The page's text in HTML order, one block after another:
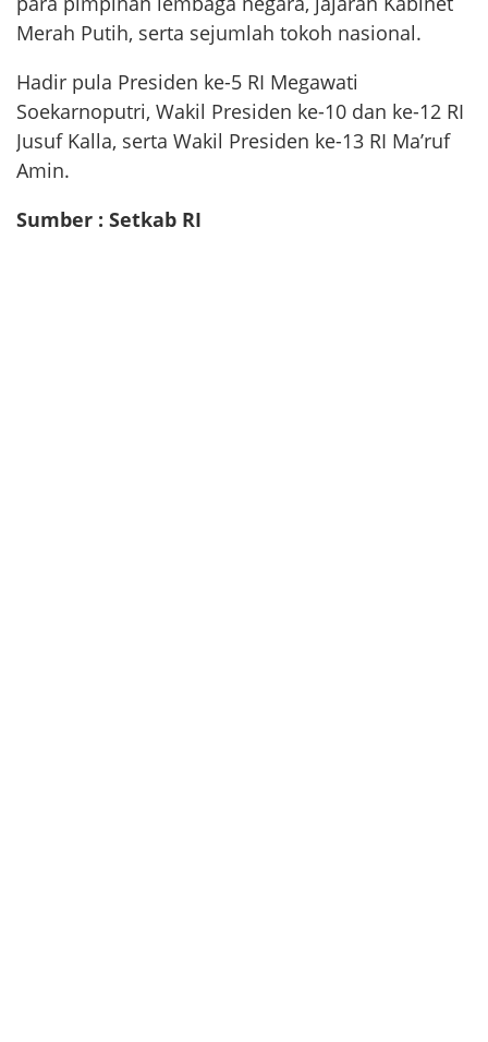
Merah Putih, serta sejumlah tokoh nasional.
Hadir pula Presiden ke-5 RI Megawati
Soekarnoputri, Wakil Presiden ke-10 dan ke-12 RI
Jusuf Kalla, serta Wakil Presiden ke-13 RI Ma’ruf
Amin.
Sumber : Setkab RI